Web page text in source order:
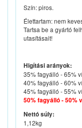
Szín: piros.
Élettartam: nem
Tartsa be a gyártó
utasításait!
Higítási arányok:
35% fagyálló - 65%
40% fagyálló - 60%
45% fagyálló - 55%
50% fagyálló - 50%
Nettó súly:
1,12kg